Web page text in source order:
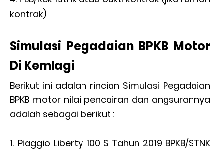
kontrak)
Simulasi Pegadaian BPKB Motor
Di Kemlagi
Berikut ini adalah rincian Simulasi Pegadaian
BPKB motor nilai pencairan dan angsurannya
adalah sebagai berikut :
Piaggio Liberty 100 S Tahun 2019 BPKB/STNK